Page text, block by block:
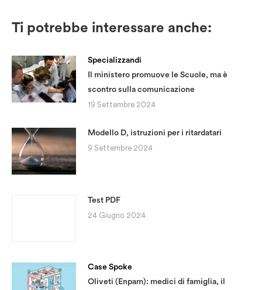
Ti potrebbe interessare anche:
Specializzandi
Il ministero promuove le Scuole, ma è
scontro sulla comunicazione
19 Settembre 2024
Modello D, istruzioni per i ritardatari
9 Settembre 2024
Test PDF
24 Giugno 2024
Case Spoke
Oliveti (Enpam): medici di famiglia, il